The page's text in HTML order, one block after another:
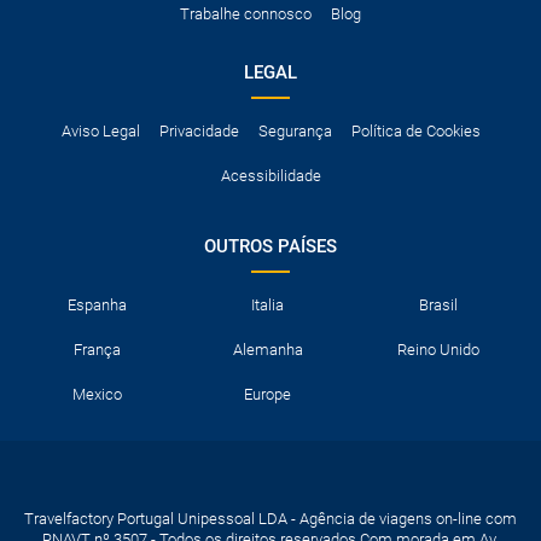
Trabalhe connosco Blog
LEGAL
Aviso Legal Privacidade Segurança Política de Cookies
Acessibilidade
OUTROS PAÍSES
Espanha Italia Brasil
França Alemanha Reino Unido
Mexico Europe
Travelfactory Portugal Unipessoal LDA - Agência de viagens on-line com